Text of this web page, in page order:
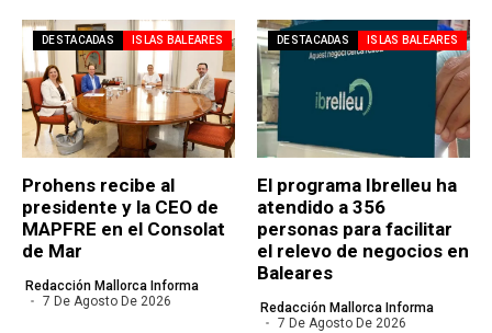
DESTACADAS ISLAS BALEARES
Prohens recibe al
presidente y la CEO de
MAPFRE en el Consolat
de Mar
Redacción Mallorca Informa
7 De Agosto De 2026
DESTACADAS ISLAS BALEARES
El programa Ibrelleu ha
atendido a 356
personas para facilitar
el relevo de negocios en
Baleares
Redacción Mallorca Informa
7 De Agosto De 2026